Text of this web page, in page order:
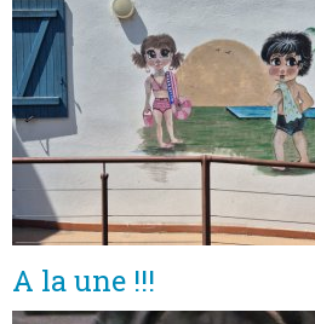
A la une !!!